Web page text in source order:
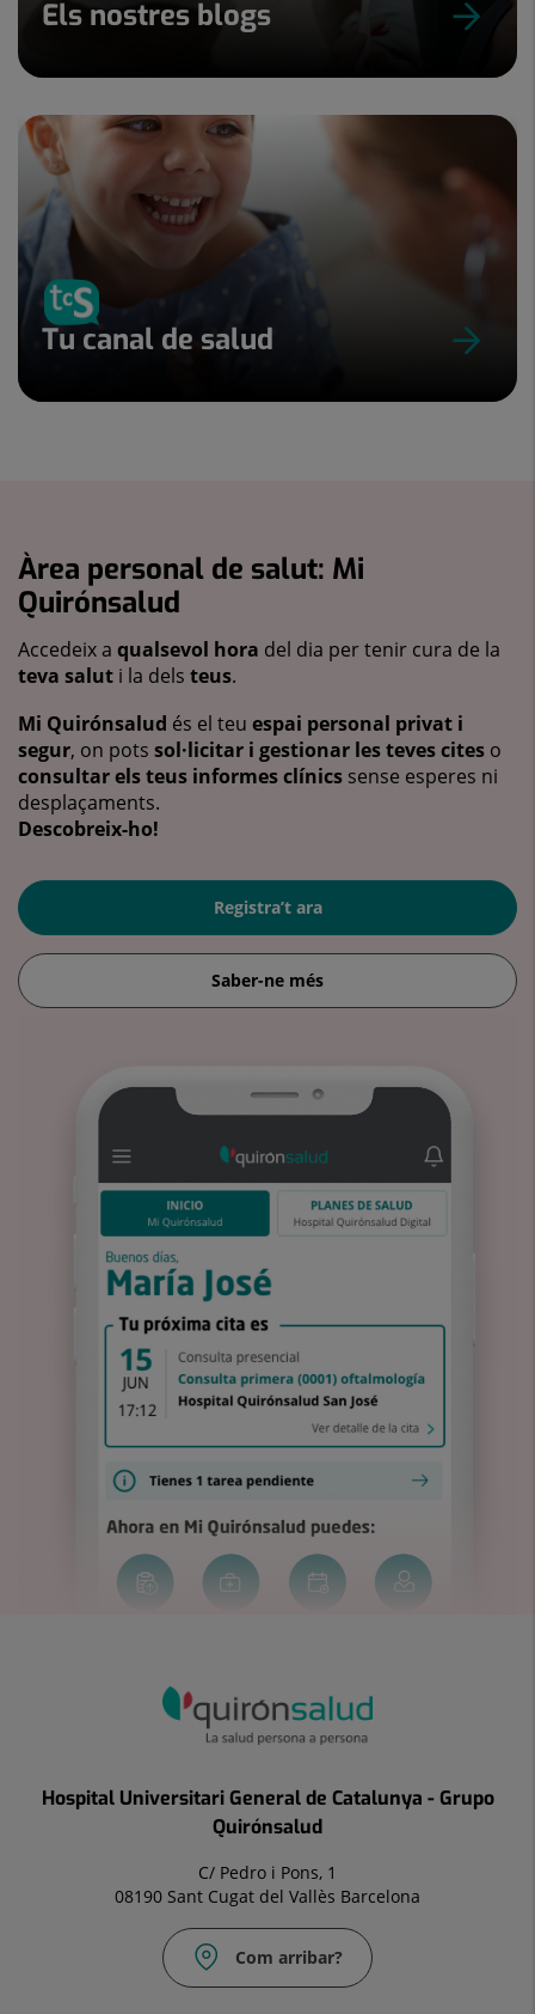
Els nostres blogs
Tu canal de salud
Àrea personal de salut: Mi
Quirónsalud
Accedeix a qualsevol hora del dia per tenir cura de la
teva salut i la dels teus.
Mi Quirónsalud és el teu espai personal privat i
segur, on pots sol·licitar i gestionar les teves cites o
consultar els teus informes clínics sense esperes ni
desplaçaments.
Descobreix-ho!
Registra’t ara
Saber-ne més
Hospital Universitari General de Catalunya - Grupo
Quirónsalud
C/ Pedro i Pons, 1
08190 Sant Cugat del Vallès Barcelona
Com arribar?